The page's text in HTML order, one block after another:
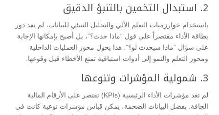
​2. استبدال التخمين بالتنبؤ الدقيق
​باستخدام خوارزميات التعلم الآلي والتحليل التنبئي للبيانات، لم يعد دور
بطاقة الأداء مقتصراً على قول “ماذا حدث؟”، بل أصبح بإمكانها الإجابة
على سؤال “ماذا سيحدث لو؟”. هذا يحول محور العمليات الداخلية
ومحور التعلم والنمو إلى أدوات استباقية تمنع الأخطاء قبل وقوعها.
​3. شمولية المؤشرات وتنوعها
​لم تعد مؤشرات الأداء الرئيسية (KPIs) تقتصر على الأرقام المالية
الجافة. بفضل البيانات الضخمة، يمكن قياس مؤشرات نوعية كانت في